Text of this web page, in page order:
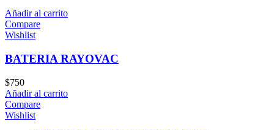
Añadir al carrito
Compare
Wishlist
BATERIA RAYOVAC
$750
Añadir al carrito
Compare
Wishlist